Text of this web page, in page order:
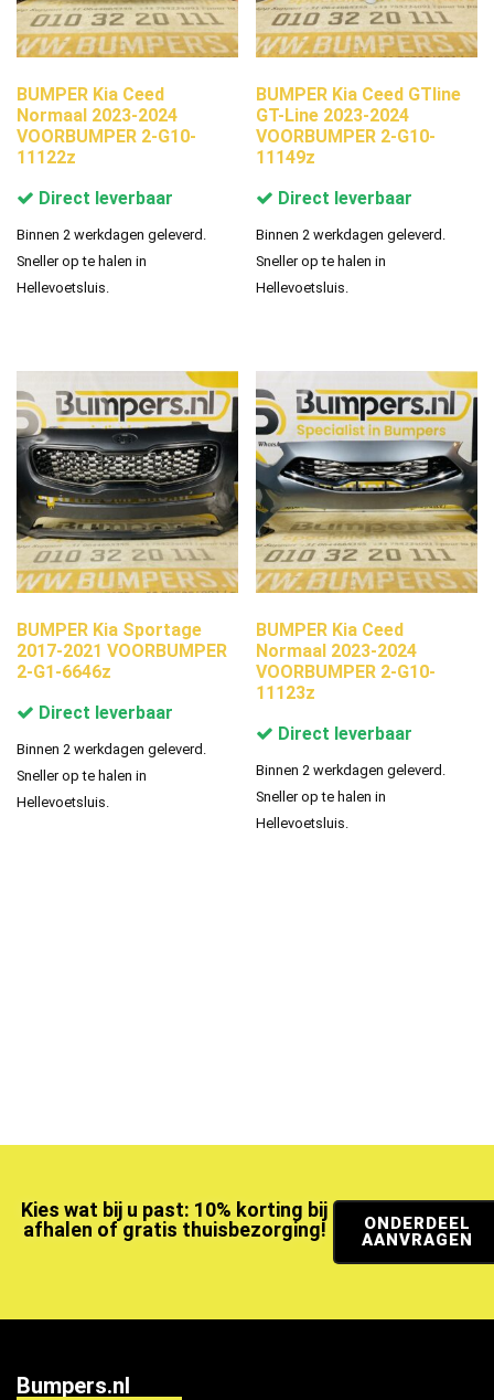
BUMPER Kia Ceed
Normaal 2023-2024
VOORBUMPER 2-G10-
11122z
Direct leverbaar
Binnen 2 werkdagen geleverd.
Sneller op te halen in
Hellevoetsluis.
BUMPER Kia Ceed GTline
GT-Line 2023-2024
VOORBUMPER 2-G10-
11149z
Direct leverbaar
Binnen 2 werkdagen geleverd.
Sneller op te halen in
Hellevoetsluis.
BUMPER Kia Sportage
2017-2021 VOORBUMPER
2-G1-6646z
Direct leverbaar
Binnen 2 werkdagen geleverd.
Sneller op te halen in
Hellevoetsluis.
BUMPER Kia Ceed
Normaal 2023-2024
VOORBUMPER 2-G10-
11123z
Direct leverbaar
Binnen 2 werkdagen geleverd.
Sneller op te halen in
Hellevoetsluis.
Kies wat bij u past: 10% korting bij
afhalen of gratis thuisbezorging!
ONDERDEEL
AANVRAGEN
Bumpers.nl